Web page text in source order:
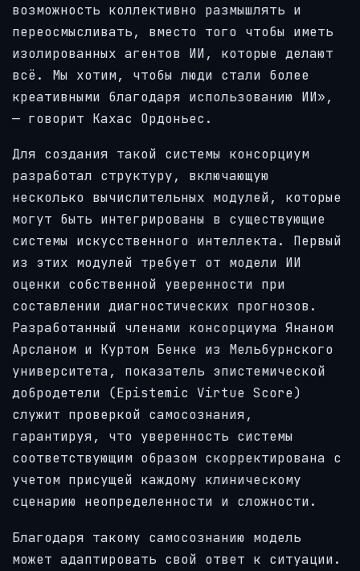
возможность коллективно размышлять и
переосмысливать, вместо того чтобы иметь
изолированных агентов ИИ, которые делают
всё. Мы хотим, чтобы люди стали более
креативными благодаря использованию ИИ»,
— говорит Кахас Ордоньес.
Для создания такой системы консорциум
разработал структуру, включающую
несколько вычислительных модулей, которые
могут быть интегрированы в существующие
системы искусственного интеллекта. Первый
из этих модулей требует от модели ИИ
оценки собственной уверенности при
составлении диагностических прогнозов.
Разработанный членами консорциума Янаном
Арсланом и Куртом Бенке из Мельбурнского
университета, показатель эпистемической
добродетели (Epistemic Virtue Score)
служит проверкой самосознания,
гарантируя, что уверенность системы
соответствующим образом скорректирована с
учетом присущей каждому клиническому
сценарию неопределенности и сложности.
Благодаря такому самосознанию модель
может адаптировать свой ответ к ситуации.